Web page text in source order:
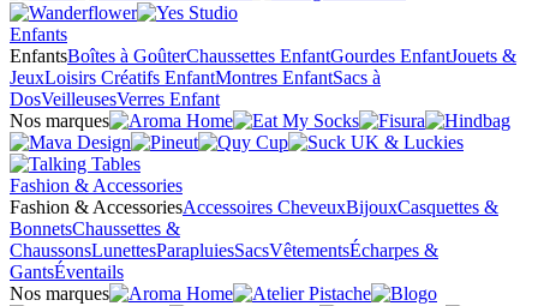
Enfants
EnfantsBoîtes à GoûterChaussettes EnfantGourdes EnfantJouets &
JeuxLoisirs Créatifs EnfantMontres EnfantSacs à
DosVeilleusesVerres Enfant
Nos marques
Fashion & Accessories
Fashion & AccessoriesAccessoires CheveuxBijouxCasquettes &
BonnetsChaussettes &
ChaussonsLunettesParapluiesSacsVêtementsÉcharpes &
GantsÉventails
Nos marques